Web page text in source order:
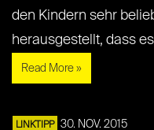
den Kindern sehr
herausgestellt, dass
Read More »
LINKTIPP 30. NOV. 2015